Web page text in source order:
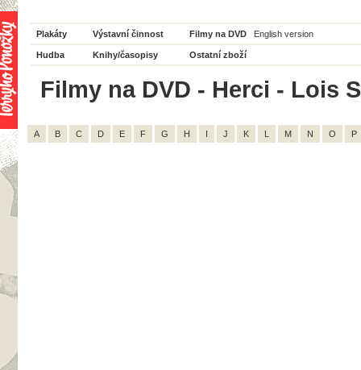
Plakáty Výstavní činnost Filmy na DVD English version
Hudba Knihy/časopisy Ostatní zboží
Filmy na DVD - Herci - Lois
A B C D E F G H I J K L M N O P